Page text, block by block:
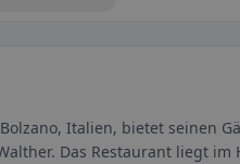
Italien, bietet seinen
Das Restaurant liegt im